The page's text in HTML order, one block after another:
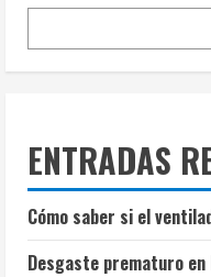
ENTRADAS
Cómo saber si el
Desgaste prematuro